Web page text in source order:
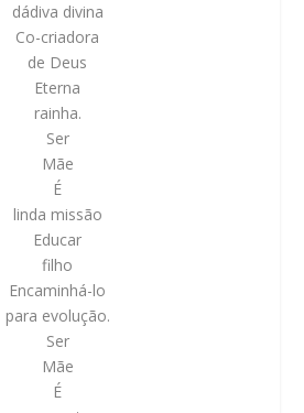
dádiva divina
Co-criadora
de Deus
Eterna
rainha.
Ser
Mãe
É
linda missão
Educar
filho
Encaminhá-lo
para evolução.
Ser
Mãe
É